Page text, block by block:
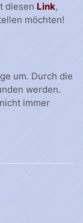
diesen Link,
möchten!
um. Durch die
werden.
immer